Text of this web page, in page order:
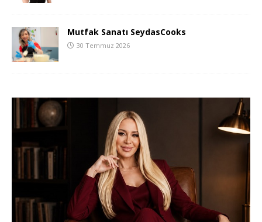
Mutfak Sanatı SeydasCooks
30 Temmuz 2026